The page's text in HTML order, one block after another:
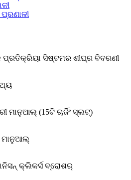
ପ୍ରତିକ୍ରିୟା ସିଷ୍ଟମର ଶୀଘ୍ର ବିବରଣୀ
ମାନୁଆଲ୍ (15ଟି ଚାର୍ଜିଂ ସ୍ଲଟ୍)
ମାନୁଆଲ୍
କ୍ଲିକର୍ସ ବ୍ରୋଶର୍